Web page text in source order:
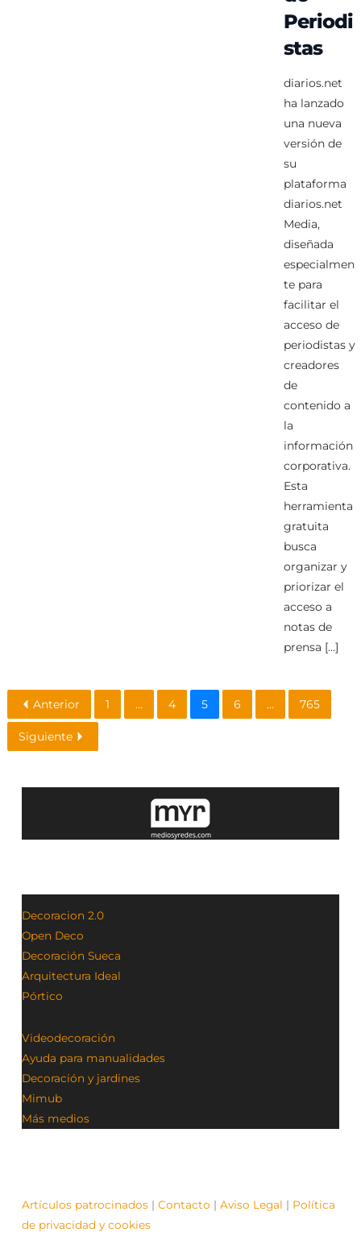
Periodi
stas
diarios.net
ha lanzado
una nueva
versión de
su
plataforma
diarios.net
Media,
diseñada
especialmen
te para
facilitar el
acceso de
periodistas y
creadores
de
contenido a
la
información
corporativa.
Esta
herramienta
gratuita
busca
organizar y
priorizar el
acceso a
notas de
prensa […]
Anterior 1 ... 4 5 6 ... 765
Siguiente
Decoracion 2.0
Open Deco
Decoración Sueca
Arquitectura Ideal
Pórtico
Videodecoración
Ayuda para manualidades
Decoración y jardines
Mimub
Más medios
Artículos patrocinados |Contacto |Aviso Legal | Política
de privacidad y cookies